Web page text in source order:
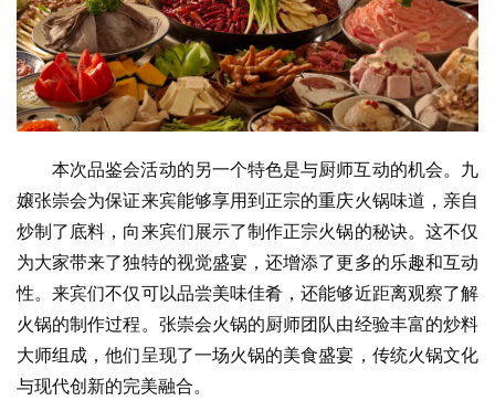
本次品鉴会活动的另一个特色是与厨师互动的机会。九
嬢张崇会为保证来宾能够享用到正宗的重庆火锅味道，亲自
炒制了底料，向来宾们展示了制作正宗火锅的秘诀。这不仅
为大家带来了独特的视觉盛宴，还增添了更多的乐趣和互动
性。来宾们不仅可以品尝美味佳肴，还能够近距离观察了解
火锅的制作过程。张崇会火锅的厨师团队由经验丰富的炒料
大师组成，他们呈现了一场火锅的美食盛宴，传统火锅文化
与现代创新的完美融合。